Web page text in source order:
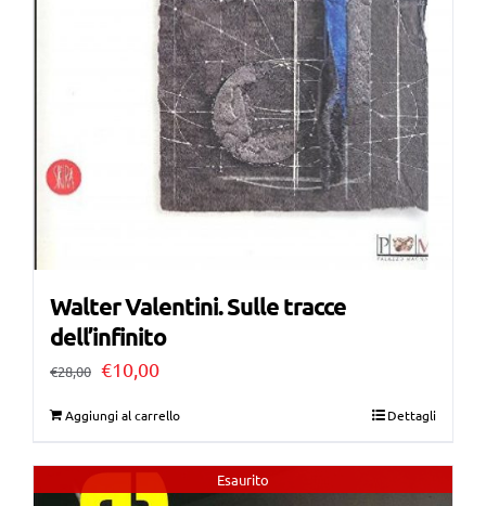
Walter Valentini. Sulle tracce
dell’infinito
€28,00 Il
era:
€10,00Il
è:
Aggiungi al carrello Dettagli
Esaurito